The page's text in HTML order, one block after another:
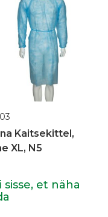
Kaitsekittel,
XL, N5
sisse, et näha